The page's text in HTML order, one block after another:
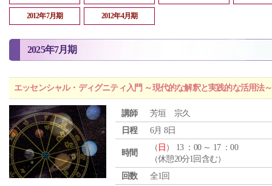
2012年7月期 2012年4月期
2025年7月期
エッセンシャル・ディグニティ入門 ～現代的な解釈と実践的な活用法～
講師
芳垣 宗久
日程
6月 8日
時間
（ 日 ） 13 ：00 ～ 17 ：00
（休憩20分1回含む）
回数
全1回